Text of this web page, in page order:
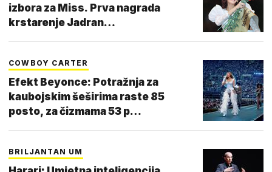
izbora za Miss. Prva nagrada
krstarenje Jadran…
COWBOY CARTER
Efekt Beyonce: Potražnja za
kaubojskim šeširima raste 85
posto, za čizmama 53 p…
BRILJANTAN UM